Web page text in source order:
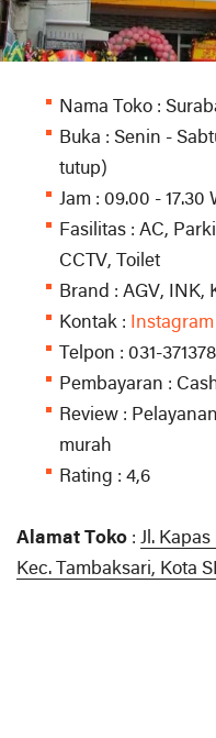
Nama Toko :
Buka : Senin -
tutup)
Jam : 09.00 - 17.30
Fasilitas : AC,
CCTV, Toilet
Brand : AGV, INK,
Kontak :
Instagram
Telpon : 031-
Pembayaran :
Review :
murah
Rating : 4,6
Alamat Toko : Jl.
Kec. Tambaksari, Kota